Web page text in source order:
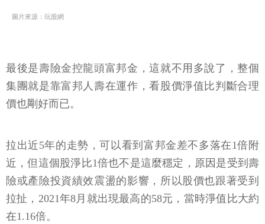
圖片來源：玩股網
最後是壽險金控龍頭富邦金，這就不用多說了，整個
集團就是靠富邦人壽在運作，看股價淨值比判斷合理
價也剛好而已。
拉出近5年的走勢，可以看到富邦金差不多落在1倍附
近，但這個股淨比1倍也不是這麼穩定，原因是受到壽
險或產險投資績效震盪的影響，所以股價也跟著受到
拉扯，2021年8月就出現最高的58元，當時淨值比大約
在1.16倍。